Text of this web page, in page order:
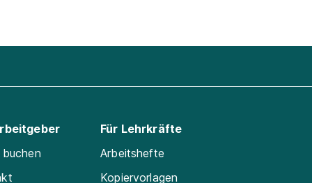
Für Lehrkräfte
Arbeitshefte
Kopiervorlagen